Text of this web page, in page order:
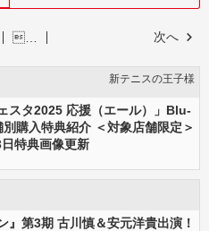
次へ
…
新テニスの王⼦様
スタ2025 応援（エール）」Blu-
購入特典紹介 ＜対象店舗限定＞
特典画像更新
』第3期 古川慎＆安元洋貴出演！